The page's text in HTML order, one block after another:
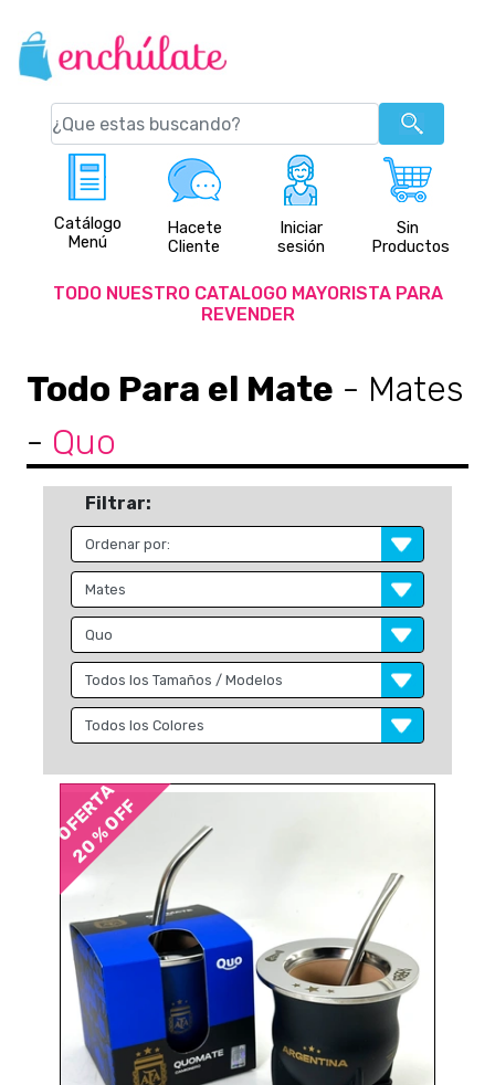
Catálogo
Menú
Hacete
Cliente
Iniciar
sesión
Sin
Productos
TODO NUESTRO CATALOGO MAYORISTA PARA
REVENDER
Todo Para el Mate - Mates
- Quo
Filtrar:
OFERTA
20 % OFF